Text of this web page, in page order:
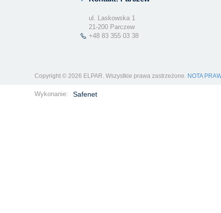
ul. Laskowska 1
21-200 Parczew
+48 83 355 03 38
Copyright © 2026 ELPAR. Wszystkie prawa zastrzeżone. NOTA
Wykonanie: Safenet